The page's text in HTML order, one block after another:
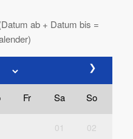
ab + Datum bis =
❯
Fr Sa So
01
02